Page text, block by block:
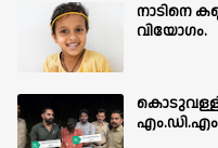
നാടിനെ
വിയോഗം.